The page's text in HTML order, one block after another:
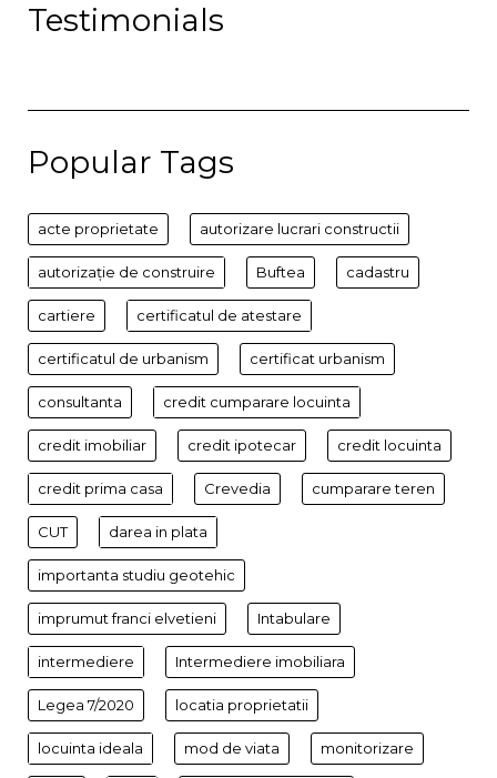
Testimonials
Popular Tags
acte proprietate autorizare lucrari constructii
autorizație de construire Buftea cadastru
cartiere certificatul de atestare
certificatul de urbanism certificat urbanism
consultanta credit cumparare locuinta
credit imobiliar credit ipotecar credit locuinta
credit prima casa Crevedia cumparare teren
CUT darea in plata
importanta studiu geotehic
imprumut franci elvetieni Intabulare
intermediere Intermediere imobiliara
Legea 7/2020 locatia proprietatii
locuinta ideala mod de viata monitorizare